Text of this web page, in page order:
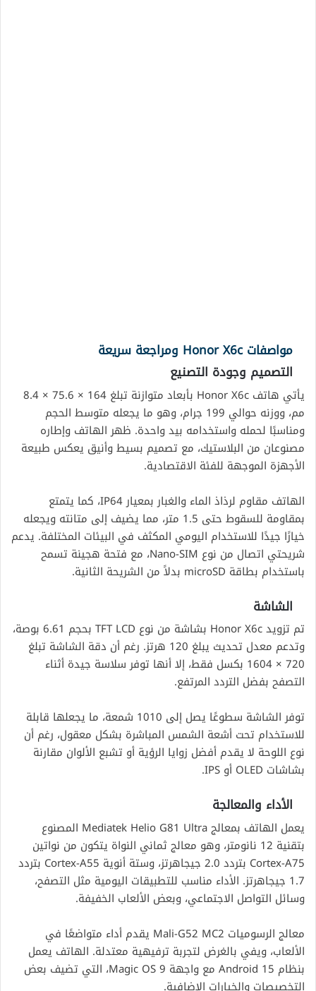
مواصفات Honor X6c ومراجعة سريعة
التصميم وجودة التصنيع
يأتي هاتف Honor X6c بأبعاد متوازنة تبلغ 164 × 75.6 × 8.4
مم، ووزنه حوالي 199 جرام، وهو ما يجعله متوسط الحجم
ومناسبًا لحمله واستخدامه بيد واحدة. ظهر الهاتف وإطاره
مصنوعان من البلاستيك، مع تصميم بسيط وأنيق يعكس طبيعة
الأجهزة الموجهة للفئة الاقتصادية.
الهاتف مقاوم لرذاذ الماء والغبار بمعيار IP64، كما يتمتع
بمقاومة للسقوط حتى 1.5 متر، مما يضيف إلى متانته ويجعله
خيارًا جيدًا للاستخدام اليومي المكثف في البيئات المختلفة. يدعم
شريحتي اتصال من نوع Nano-SIM، مع فتحة هجينة تسمح
باستخدام بطاقة microSD بدلاً من الشريحة الثانية.
الشاشة
تم تزويد Honor X6c بشاشة من نوع TFT LCD بحجم 6.61 بوصة،
وتدعم معدل تحديث يبلغ 120 هرتز. رغم أن دقة الشاشة تبلغ
720 × 1604 بكسل فقط، إلا أنها توفر سلاسة جيدة أثناء
التصفح بفضل التردد المرتفع.
توفر الشاشة سطوعًا يصل إلى 1010 شمعة، ما يجعلها قابلة
للاستخدام تحت أشعة الشمس المباشرة بشكل معقول، رغم أن
نوع اللوحة لا يقدم أفضل زوايا الرؤية أو تشبع الألوان مقارنة
بشاشات OLED أو IPS.
الأداء والمعالجة
يعمل الهاتف بمعالج Mediatek Helio G81 Ultra المصنوع
بتقنية 12 نانومتر، وهو معالج ثماني النواة يتكون من نواتين
Cortex-A75 بتردد 2.0 جيجاهرتز، وستة أنوية Cortex-A55 بتردد
1.7 جيجاهرتز. الأداء مناسب للتطبيقات اليومية مثل التصفح،
وسائل التواصل الاجتماعي، وبعض الألعاب الخفيفة.
معالج الرسوميات Mali-G52 MC2 يقدم أداء متواضعًا في
الألعاب، ويفي بالغرض لتجربة ترفيهية معتدلة. الهاتف يعمل
بنظام Android 15 مع واجهة Magic OS 9، التي تضيف بعض
التخصيصات والخيارات الإضافية.